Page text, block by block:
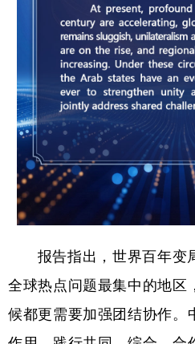
报告指出，世界百年变
全球热点问题最集中的地区
候都更需要加强团结协作。